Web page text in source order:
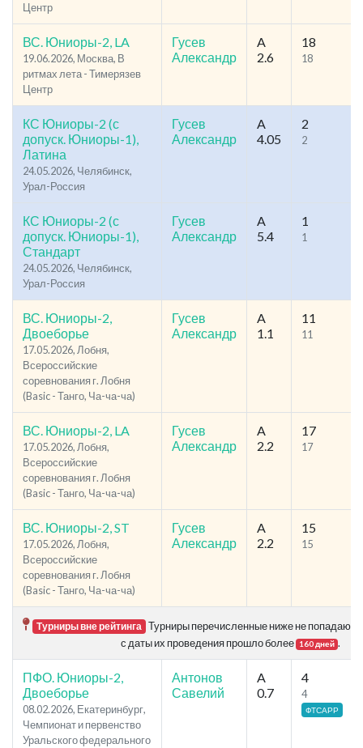
Центр
ВС. Юниоры-2, LA
19.06.2026, Москва, В
ритмах лета - Тимерязев
Центр
Гусев
Александр
A
2.6
18
18
КС Юниоры-2 (с
допуск. Юниоры-1),
Латина
24.05.2026, Челябинск,
Урал-Россия
Гусев
Александр
A
4.05
2
2
КС Юниоры-2 (с
допуск. Юниоры-1),
Стандарт
24.05.2026, Челябинск,
Урал-Россия
Гусев
Александр
A
5.4
1
1
ВС. Юниоры-2,
Двоеборье
17.05.2026, Лобня,
Всероссийские
соревнования г. Лобня
(Basic - Танго, Ча-ча-ча)
Гусев
Александр
A
1.1
11
11
ВС. Юниоры-2, LA
17.05.2026, Лобня,
Всероссийские
соревнования г. Лобня
(Basic - Танго, Ча-ча-ча)
Гусев
Александр
A
2.2
17
17
ВС. Юниоры-2, ST
17.05.2026, Лобня,
Всероссийские
соревнования г. Лобня
(Basic - Танго, Ча-ча-ча)
Гусев
Александр
A
2.2
15
15
Турниры вне рейтинга Турниры перечисленные ниже не попадают в
с даты их проведения прошло более 160 дней .
ПФО. Юниоры-2,
Двоеборье
08.02.2026, Екатеринбург,
Чемпионат и первенство
Уральского федерального
Антонов
Савелий
A
0.7
4
4
ФТСАРР